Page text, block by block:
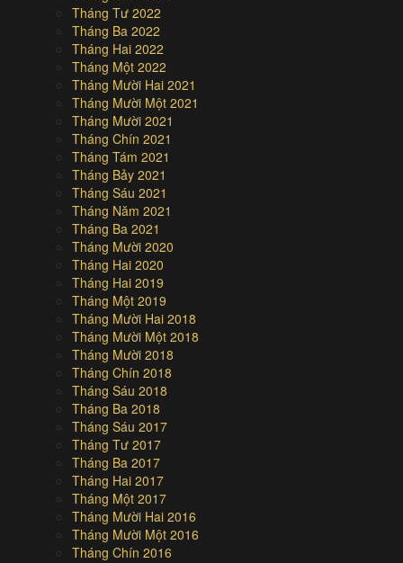
Tháng Tư 2022
Tháng Ba 2022
Tháng Hai 2022
Tháng Một 2022
Tháng Mười Hai 2021
Tháng Mười Một 2021
Tháng Mười 2021
Tháng Chín 2021
Tháng Tám 2021
Tháng Bảy 2021
Tháng Sáu 2021
Tháng Năm 2021
Tháng Ba 2021
Tháng Mười 2020
Tháng Hai 2020
Tháng Hai 2019
Tháng Một 2019
Tháng Mười Hai 2018
Tháng Mười Một 2018
Tháng Mười 2018
Tháng Chín 2018
Tháng Sáu 2018
Tháng Ba 2018
Tháng Sáu 2017
Tháng Tư 2017
Tháng Ba 2017
Tháng Hai 2017
Tháng Một 2017
Tháng Mười Hai 2016
Tháng Mười Một 2016
Tháng Chín 2016